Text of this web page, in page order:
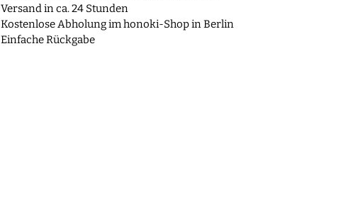
Versand in ca. 24 Stunden
Kostenlose Abholung im honoki-Shop in Berlin
Einfache Rückgabe